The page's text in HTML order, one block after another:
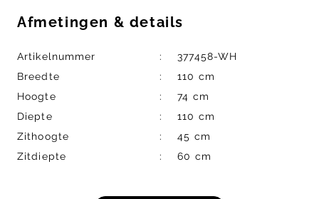
Afmetingen & details
Artikelnummer
377458-WH
Breedte
110 cm
Hoogte
74 cm
Diepte
110 cm
Zithoogte
45 cm
Zitdiepte
60 cm